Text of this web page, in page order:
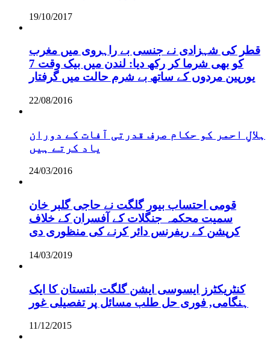
19/10/2017
قطر کی شہزادی نے جنسی بے راہروی میں مغرب
کو بھی شرما کر رکھ دیا: لندن میں بیک وقت 7
یورپین مردوں کے ساتھ بے شرم حالت میں گرفتار
22/08/2016
ہلالِ احمر کو حکام صرف قدرتی آفات کے دوران
یاد کرتے ہیں
24/03/2016
قومی احتساب بیور گلگت نے حاجی گلبر خان
سمیت محکمہ جنگلات کے آفسران کے خلاف
کرپشن کے ریفرنس دائر کرنے کی منظوری دی
14/03/2019
کنٹریکٹرز ایسوسی ایشن گلگت بلتستان کا ایک
ہنگامی, فوری حل طلب مسائل پر تفصیلی غور
11/12/2015